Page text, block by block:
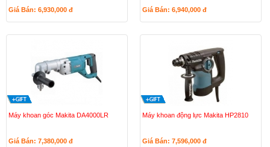
Giá Bán: 6,930,000 đ Giá Bán: 6,940,000 đ
Máy khoan góc Makita DA4000LR
Giá Bán: 7,380,000 đ
Máy khoan động lực Makita HP2810
Giá Bán: 7,596,000 đ